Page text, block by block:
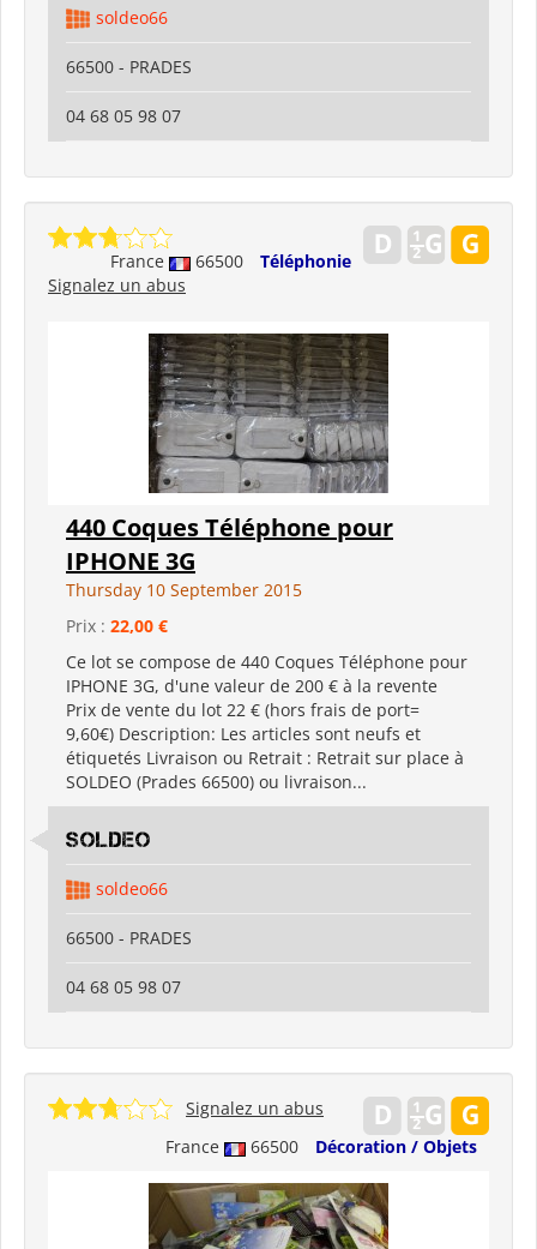
soldeo66
66500 - PRADES
04 68 05 98 07
France 66500
Téléphonie
Signalez un abus
440 Coques Téléphone pour
IPHONE 3G
Thursday 10 September 2015
Prix : 22,00 €
Ce lot se compose de 440 Coques Téléphone pour
IPHONE 3G, d'une valeur de 200 € à la revente
Prix de vente du lot 22 € (hors frais de port=
9,60€) Description: Les articles sont neufs et
étiquetés Livraison ou Retrait : Retrait sur place à
SOLDEO (Prades 66500) ou livraison...
SOLDEO
soldeo66
66500 - PRADES
04 68 05 98 07
France 66500 Décoration / Objets
Signalez un abus